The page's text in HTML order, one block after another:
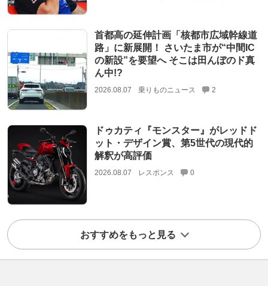
首都高の延伸計画「核都市広域幹線道
路」に新展開！ さいたま市が“中間IC
の新設”を要望へ そこは田んぼのド真
ん中!?
2026.08.07 乗りものニュース 2
ドゥカティ『モンスター』がレッドド
ット・デザイン賞、第5世代の現代的
解釈が高評価
2026.08.07 レスポンス 0
おすすめをもっと見る